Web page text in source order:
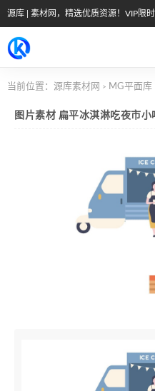
源库 | 素材网，精选优质资源！VIP限时
当前位置： 源库素材网 > MG平面库
图片素材 扁平冰淇淋吃夜市